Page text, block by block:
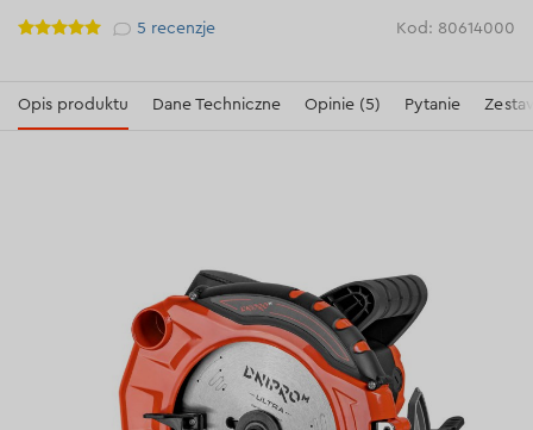
Рейтинг 5 recenzje Kod: 80614000
Opis produktu Dane Techniczne Opinie (5) Pytanie